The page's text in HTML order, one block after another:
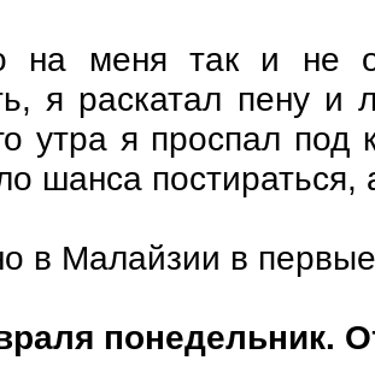
на меня так и не
я раскатал пену и
утра я проспал
шанса постираться,
в Малайзии в
понедельник.